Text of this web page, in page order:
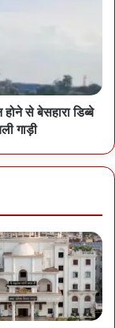
से बेसहारा डिब्बे
गाड़ी